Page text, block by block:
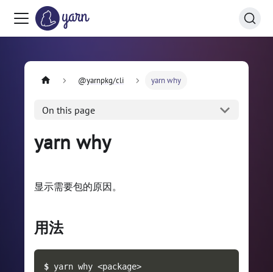
@yarnpkg/cli yarn why
On this page
yarn why
显示需要包的原因。
用法
$ yarn why <package>